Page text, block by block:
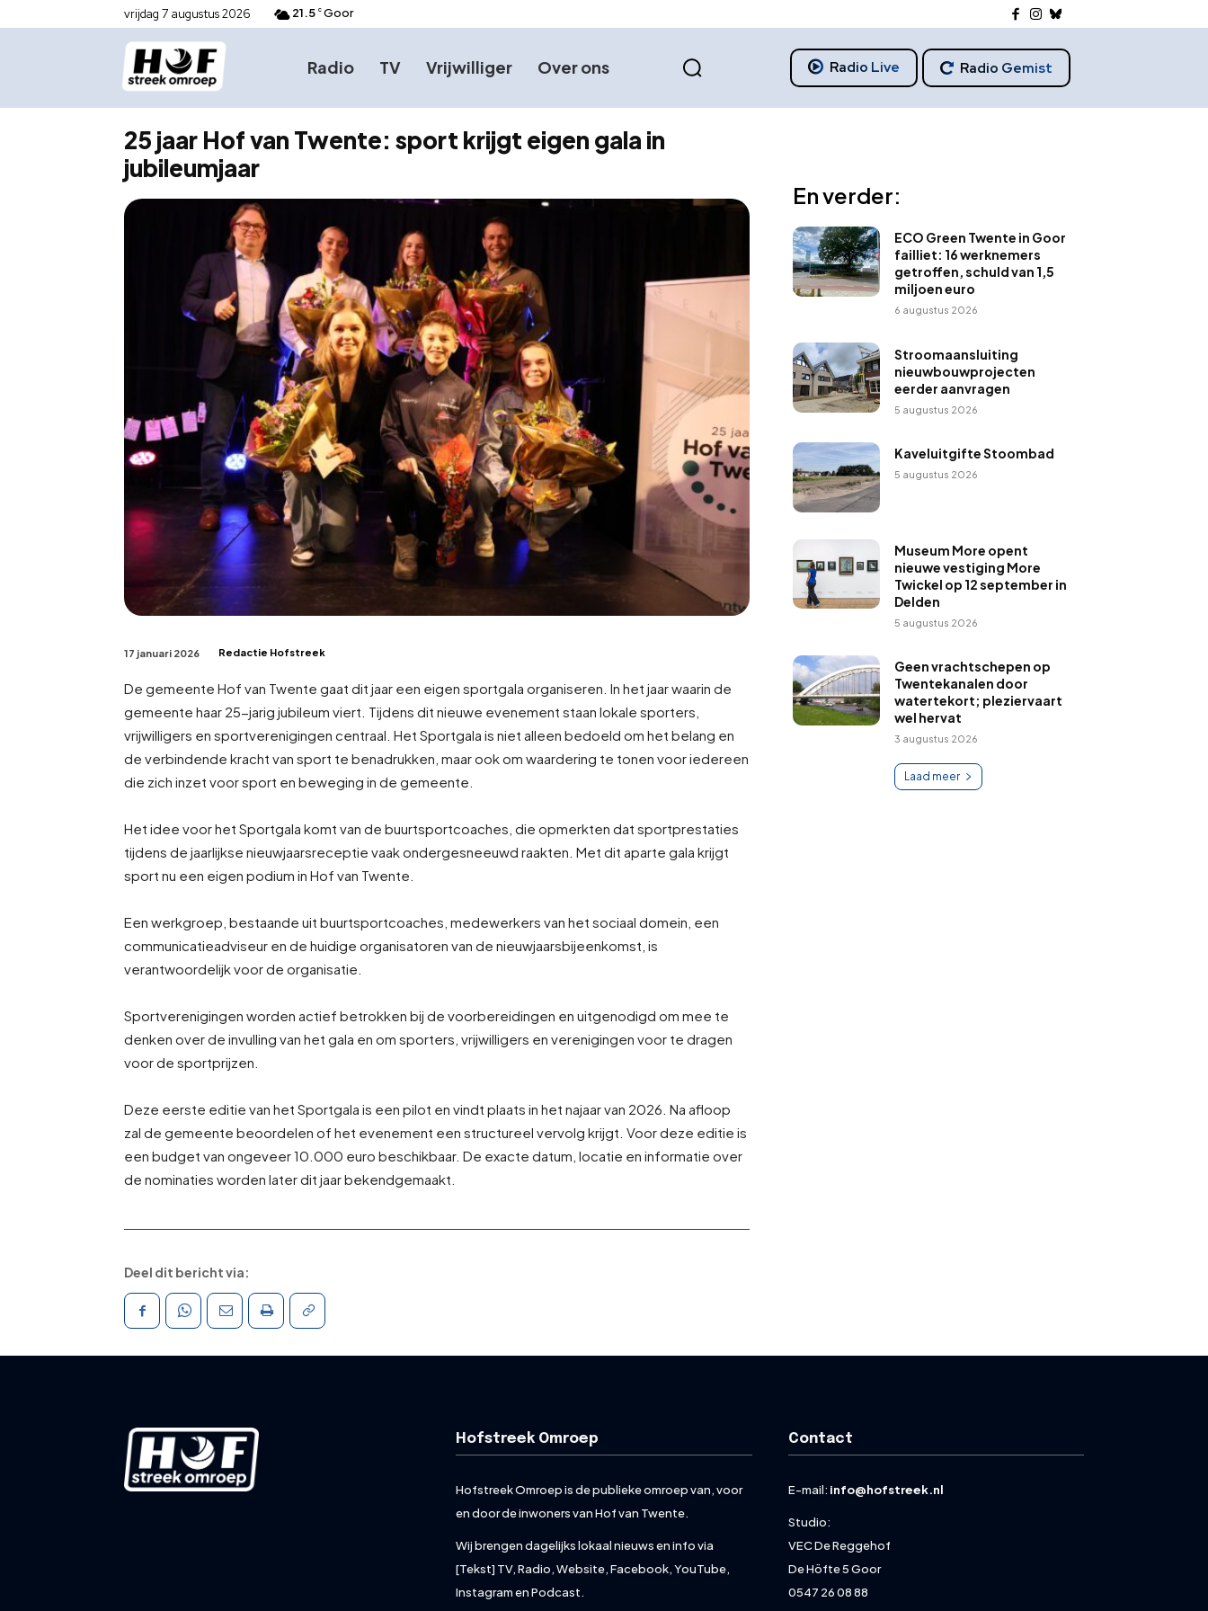
vrijdag 7 augustus 2026 21.5 C Goor
Radio TV Vrijwilliger Over ons Radio Live Radio Gemist
25 jaar Hof van Twente: sport krijgt eigen gala in
jubileumjaar
17 januari 2026 Redactie Hofstreek
De gemeente Hof van Twente gaat dit jaar een eigen sportgala organiseren. In het jaar waarin de
gemeente haar 25-jarig jubileum viert. Tijdens dit nieuwe evenement staan lokale sporters,
vrijwilligers en sportverenigingen centraal. Het Sportgala is niet alleen bedoeld om het belang en
de verbindende kracht van sport te benadrukken, maar ook om waardering te tonen voor iedereen
die zich inzet voor sport en beweging in de gemeente.
Het idee voor het Sportgala komt van de buurtsportcoaches, die opmerkten dat sportprestaties
tijdens de jaarlijkse nieuwjaarsreceptie vaak ondergesneeuwd raakten. Met dit aparte gala krijgt
sport nu een eigen podium in Hof van Twente.
Een werkgroep, bestaande uit buurtsportcoaches, medewerkers van het sociaal domein, een
communicatieadviseur en de huidige organisatoren van de nieuwjaarsbijeenkomst, is
verantwoordelijk voor de organisatie.
Sportverenigingen worden actief betrokken bij de voorbereidingen en uitgenodigd om mee te
denken over de invulling van het gala en om sporters, vrijwilligers en verenigingen voor te dragen
voor de sportprijzen.
Deze eerste editie van het Sportgala is een pilot en vindt plaats in het najaar van 2026. Na afloop
zal de gemeente beoordelen of het evenement een structureel vervolg krijgt. Voor deze editie is
een budget van ongeveer 10.000 euro beschikbaar. De exacte datum, locatie en informatie over
de nominaties worden later dit jaar bekendgemaakt.
En verder:
ECO Green Twente in Goor
failliet: 16 werknemers
getroffen, schuld van 1,5
miljoen euro
6 augustus 2026
Stroomaansluiting
nieuwbouwprojecten
eerder aanvragen
5 augustus 2026
Kaveluitgifte Stoombad
5 augustus 2026
Museum More opent
nieuwe vestiging More
Twickel op 12 september in
Delden
5 augustus 2026
Geen vrachtschepen op
Twentekanalen door
watertekort; pleziervaart
wel hervat
3 augustus 2026
Laad meer
Deel dit bericht via:
Hofstreek Omroep
Hofstreek Omroep is de publieke omroep van, voor
en door de inwoners van Hof van Twente.
Wij brengen dagelijks lokaal nieuws en info via
[Tekst] TV, Radio, Website, Facebook, YouTube,
Instagram en Podcast.
Contact
E-mail: info@hofstreek.nl
Studio:
VEC De Reggehof
De Höfte 5 Goor
0547 26 08 88